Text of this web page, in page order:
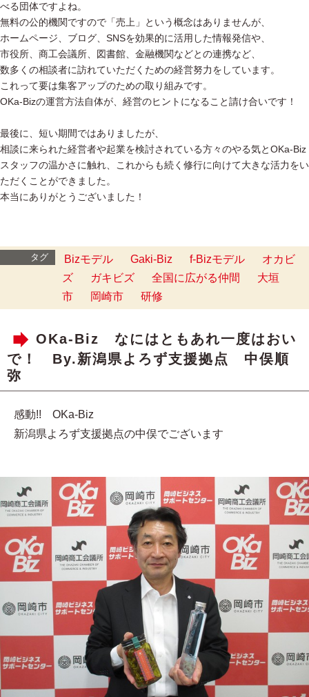
べる団体ですよね。
無料の公的機関ですので「売上」という概念はありませんが、
ホームページ、ブログ、SNSを効果的に活用した情報発信や、
市役所、商工会議所、図書館、金融機関などとの連携など、
数多くの相談者に訪れていただくための経営努力をしています。
これって要は集客アップのための取り組みです。
OKa-Bizの運営方法自体が、経営のヒントになること請け合いです！
最後に、短い期間ではありましたが、
相談に来られた経営者や起業を検討されている方々のやる気とOKa-Biz
スタッフの温かさに触れ、これからも続く修行に向けて大きな活力をい
ただくことができました。
本当にありがとうございました！
タグ Bizモデル Gaki-Biz f-Bizモデル
オカビ
ズ
ガキビズ 全国に広がる仲間
大垣
市
岡崎市 研修
OKa-Biz なにはともあれ一度はおい
で！ By.新潟県よろず支援拠点 中俣順
弥
感動!! OKa-Biz
新潟県よろず支援拠点の中俣でございます